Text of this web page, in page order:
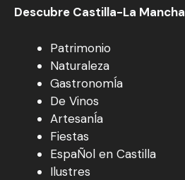
Descubre Castilla-La Mancha
Patrimonio
Naturaleza
GastronomÍa
De Vinos
ArtesanÍa
Fiestas
EspaÑol en Castilla
Ilustres